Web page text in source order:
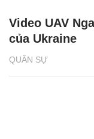
QUÂN SỰ
Video UAV
của Ukraine